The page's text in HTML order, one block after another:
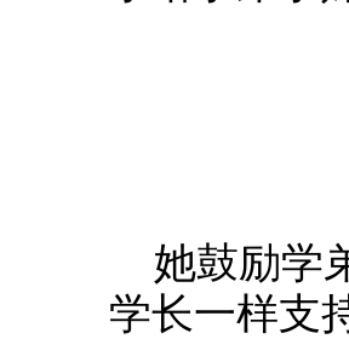
她鼓励学
学长一样支